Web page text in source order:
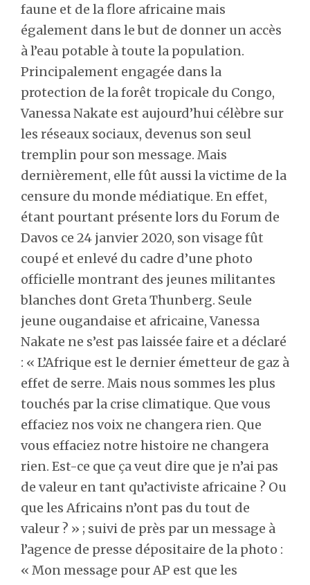
faune et de la flore africaine mais
également dans le but de donner un accès
à l’eau potable à toute la population.
Principalement engagée dans la
protection de la forêt tropicale du Congo,
Vanessa Nakate est aujourd’hui célèbre sur
les réseaux sociaux, devenus son seul
tremplin pour son message. Mais
dernièrement, elle fût aussi la victime de la
censure du monde médiatique. En effet,
étant pourtant présente lors du Forum de
Davos ce 24 janvier 2020, son visage fût
coupé et enlevé du cadre d’une photo
officielle montrant des jeunes militantes
blanches dont Greta Thunberg. Seule
jeune ougandaise et africaine, Vanessa
Nakate ne s’est pas laissée faire et a déclaré
: « L’Afrique est le dernier émetteur de gaz à
effet de serre. Mais nous sommes les plus
touchés par la crise climatique. Que vous
effaciez nos voix ne changera rien. Que
vous effaciez notre histoire ne changera
rien. Est-ce que ça veut dire que je n’ai pas
de valeur en tant qu’activiste africaine ? Ou
que les Africains n’ont pas du tout de
valeur ? » ; suivi de près par un message à
l’agence de presse dépositaire de la photo :
« Mon message pour AP est que les